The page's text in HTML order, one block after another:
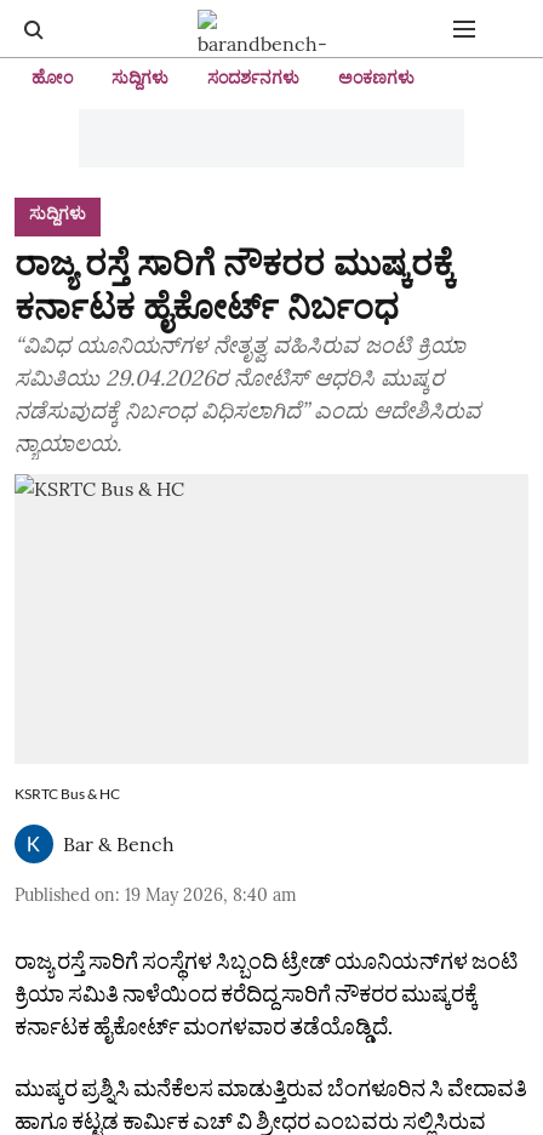
ಹೋಂ ಸುದ್ದಿಗಳು ಸಂದರ್ಶನಗಳು ಅಂಕಣಗಳು
ಸುದ್ದಿಗಳು
ರಾಜ್ಯ ರಸ್ತೆ ಸಾರಿಗೆ ನೌಕರರ ಮುಷ್ಕರಕ್ಕೆ
ಕರ್ನಾಟಕ ಹೈಕೋರ್ಟ್‌ ನಿರ್ಬಂಧ
“ವಿವಿಧ ಯೂನಿಯನ್‌ಗಳ ನೇತೃತ್ವ ವಹಿಸಿರುವ ಜಂಟಿ ಕ್ರಿಯಾ
ಸಮಿತಿಯು 29.04.2026ರ ನೋಟಿಸ್‌ ಆಧರಿಸಿ ಮುಷ್ಕರ
ನಡೆಸುವುದಕ್ಕೆ ನಿರ್ಬಂಧ ವಿಧಿಸಲಾಗಿದೆ” ಎಂದು ಆದೇಶಿಸಿರುವ
ನ್ಯಾಯಾಲಯ.
KSRTC Bus & HC
Bar & Bench
Published on: 19 May 2026, 8:40 am
ರಾಜ್ಯ ರಸ್ತೆ ಸಾರಿಗೆ ಸಂಸ್ಥೆಗಳ ಸಿಬ್ಬಂದಿ ಟ್ರೇಡ್‌ ಯೂನಿಯನ್‌ಗಳ ಜಂಟಿ
ಕ್ರಿಯಾ ಸಮಿತಿ ನಾಳೆಯಿಂದ ಕರೆದಿದ್ದ ಸಾರಿಗೆ ನೌಕರರ ಮುಷ್ಕರಕ್ಕೆ
ಕರ್ನಾಟಕ ಹೈಕೋರ್ಟ್‌ ಮಂಗಳವಾರ ತಡೆಯೊಡ್ಡಿದೆ.
ಮುಷ್ಕರ ಪ್ರಶ್ನಿಸಿ ಮನೆಕೆಲಸ ಮಾಡುತ್ತಿರುವ ಬೆಂಗಳೂರಿನ ಸಿ ವೇದಾವತಿ
ಹಾಗೂ ಕಟ್ಟಡ ಕಾರ್ಮಿಕ ಎಚ್‌ ವಿ ಶ್ರೀಧರ ಎಂಬವರು ಸಲ್ಲಿಸಿರುವ